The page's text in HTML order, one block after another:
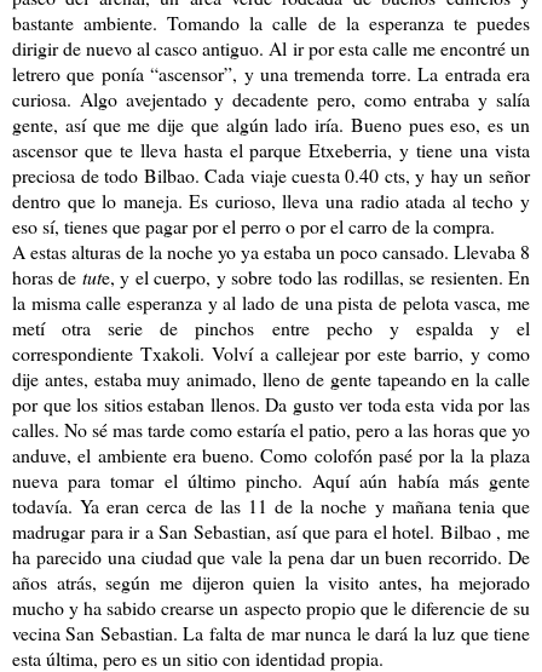
bastante ambiente. Tomando la calle de la esperanza te puedes
dirigir de nuevo al casco antiguo. Al ir por esta calle me encontré un
letrero que ponía “ascensor”, y una tremenda torre. La entrada era
curiosa. Algo avejentado y decadente pero, como entraba y salía
gente, así que me dije que algún lado iría. Bueno pues eso, es un
ascensor que te lleva hasta el parque Etxeberria, y tiene una vista
preciosa de todo Bilbao. Cada viaje cuesta 0.40 cts, y hay un señor
dentro que lo maneja. Es curioso, lleva una radio atada al techo y
eso sí, tienes que pagar por el perro o por el carro de la compra.
A estas alturas de la noche yo ya estaba un poco cansado. Llevaba 8
horas de tute, y el cuerpo, y sobre todo las rodillas, se resienten. En
la misma calle esperanza y al lado de una pista de pelota vasca, me
metí otra serie de pinchos entre pecho y espalda y el
correspondiente Txakoli. Volví a callejear por este barrio, y como
dije antes, estaba muy animado, lleno de gente tapeando en la calle
por que los sitios estaban llenos. Da gusto ver toda esta vida por las
calles. No sé mas tarde como estaría el patio, pero a las horas que yo
anduve, el ambiente era bueno. Como colofón pasé por la la plaza
nueva para tomar el último pincho. Aquí aún había más gente
todavía. Ya eran cerca de las 11 de la noche y mañana tenia que
madrugar para ir a San Sebastian, así que para el hotel. Bilbao , me
ha parecido una ciudad que vale la pena dar un buen recorrido. De
años atrás, según me dijeron quien la visito antes, ha mejorado
mucho y ha sabido crearse un aspecto propio que le diferencie de su
vecina San Sebastian. La falta de mar nunca le dará la luz que tiene
esta última, pero es un sitio con identidad propia.